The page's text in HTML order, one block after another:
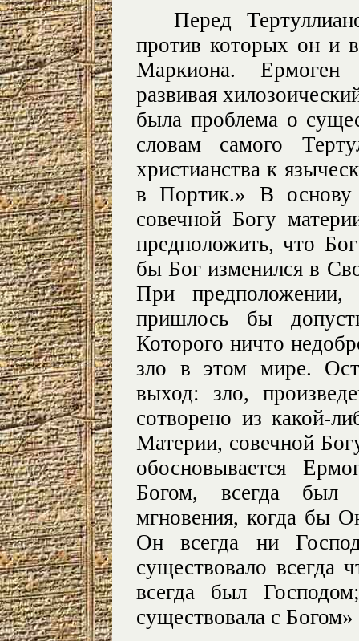
Перед
против которых он и
Маркиона. Ермоген
развивая
была проблема о
словам самого
христианства к
в Портик.» В основу
совечной Богу
предположить, что
бы Бог изменился в
При
пришлось бы
Которого ничто
зло в этом мире.
выход: зло,
сотворено из какой-
Материи, совечной
обосновывается
Богом, всегда
мгновения, когда бы
Он всегда ни
существовало всегда
всегда был
существовала с